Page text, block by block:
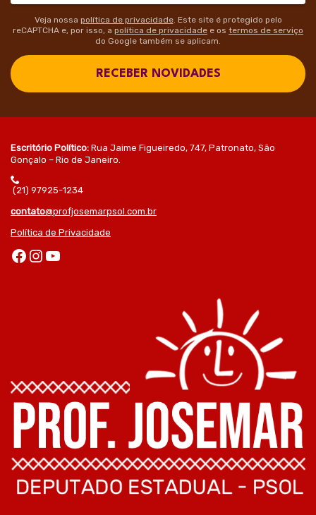
Veja nossa política de privacidade. Este site é protegido pelo
reCAPTCHA e, por isso, a política de privacidade e os termos de serviço
do Google também se aplicam.
RECEBER NOVIDADES
Escritório Político: Rua Jaime Figueiredo, 747, Patronato, São
Gonçalo – Rio de Janeiro.
(21) 97925-1234
contato@profjosemarpsol.com.br
Política de Privacidade
Facebook Instagram Youtube